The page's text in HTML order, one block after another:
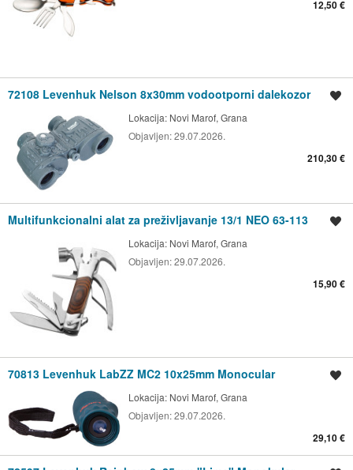
12,50 €
72108 Levenhuk Nelson 8x30mm vodootporni dalekozor
Lokacija: Novi Marof, Grana
Objavljen:29.07.2026.
210,30 €
Multifunkcionalni alat za preživljavanje 13/1 NEO 63-113
Lokacija: Novi Marof, Grana
Objavljen:29.07.2026.
15,90 €
70813 Levenhuk LabZZ MC2 10x25mm Monocular
Lokacija: Novi Marof, Grana
Objavljen:29.07.2026.
29,10 €